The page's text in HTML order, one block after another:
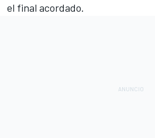
el final acordado.